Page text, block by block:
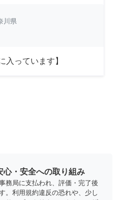
川県
入っています】
心・安全への取り組み
務局に支払われ、評価・完了後
。利用規約違反の恐れや、少し